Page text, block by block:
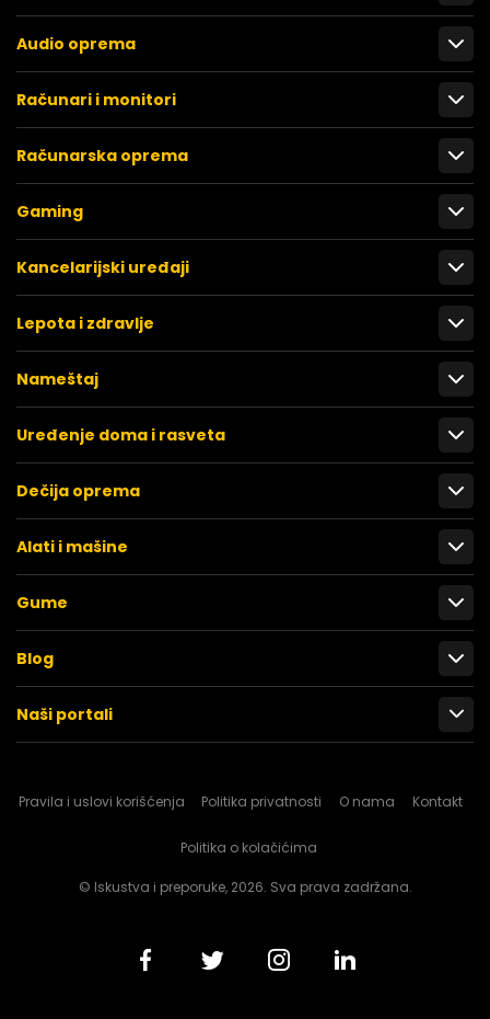
Audio oprema
Računari i monitori
Računarska oprema
Gaming
Kancelarijski uređaji
Lepota i zdravlje
Nameštaj
Uređenje doma i rasveta
Dečija oprema
Alati i mašine
Gume
Blog
Naši portali
Pravila i uslovi korišćenja Politika privatnosti O nama Kontakt
Politika o kolačićima
© Iskustva i preporuke, 2026. Sva prava zadržana.